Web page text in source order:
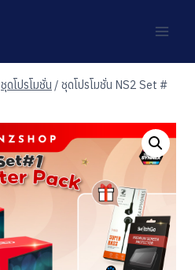
ชุดโปรโมชั่น / ชุดโปรโมชั่น NS2 Set #